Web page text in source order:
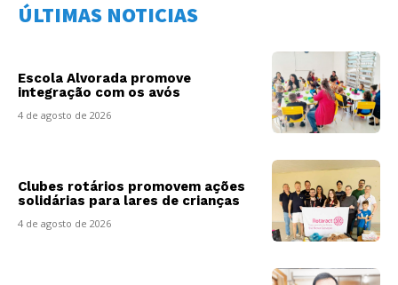
ÚLTIMAS NOTICIAS
Escola Alvorada promove
integração com os avós
4 de agosto de 2026
Clubes rotários promovem ações
solidárias para lares de crianças
4 de agosto de 2026